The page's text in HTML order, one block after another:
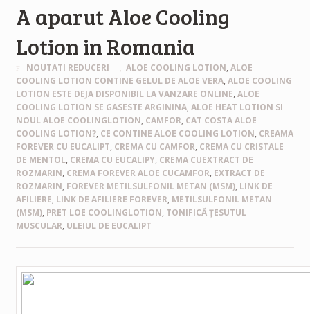
A aparut Aloe Cooling
Lotion in Romania
NOUTATI REDUCERI ALOE COOLING LOTION,ALOE
COOLING LOTION CONTINE GELUL DE ALOE VERA, ALOE COOLING
LOTION ESTE DEJA DISPONIBIL LA VANZARE ONLINE, ALOE
COOLING LOTION SE GASESTE ARGININA, ALOE HEAT LOTION SI
NOUL ALOE COOLINGLOTION, CAMFOR, CAT COSTA ALOE
COOLING LOTION?, CE CONTINE ALOE COOLING LOTION, CREAMA
FOREVER CU EUCALIPT, CREMA CU CAMFOR, CREMA CU CRISTALE
DE MENTOL, CREMA CU EUCALIPY, CREMA CUEXTRACT DE
ROZMARIN, CREMA FOREVER ALOE CUCAMFOR, EXTRACT DE
ROZMARIN, FOREVER METILSULFONIL METAN (MSM), LINK DE
AFILIERE, LINK DE AFILIERE FOREVER, METILSULFONIL METAN
(MSM), PRET LOE COOLINGLOTION, TONIFICĂ ȚESUTUL
MUSCULAR, ULEIUL DE EUCALIPT